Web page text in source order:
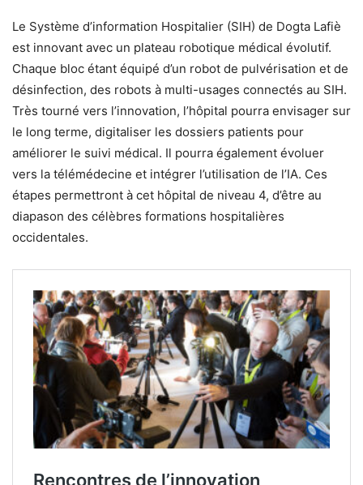
Le Système d’information Hospitalier (SIH) de Dogta Lafiè
est innovant avec un plateau robotique médical évolutif.
Chaque bloc étant équipé d’un robot de pulvérisation et de
désinfection, des robots à multi-usages connectés au SIH.
Très tourné vers l’innovation, l’hôpital pourra envisager sur
le long terme, digitaliser les dossiers patients pour
améliorer le suivi médical. Il pourra également évoluer
vers la télémédecine et intégrer l’utilisation de l’IA. Ces
étapes permettront à cet hôpital de niveau 4, d’être au
diapason des célèbres formations hospitalières
occidentales.